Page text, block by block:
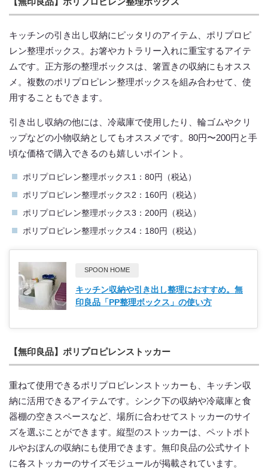
キッチンの引き出し収納にピッタリのアイテム、ポリプロピ
レン整理ボックス。お箸やカトラリー入れに重宝するアイテ
ムです。正方形の整理ボックスは、箸置きの収納にもオスス
メ。複数のポリプロピレン整理ボックスを組み合わせて、使
用することもできます。
引き出し収納の他には、冷蔵庫で使用したり、輪ゴムやクリ
ップなどの小物収納としてもオススメです。80円〜200円と手
頃な価格で購入できるのも嬉しいポイント。
ポリプロピレン整理ボックス1：80円（税込）
ポリプロピレン整理ボックス2：160円（税込）
ポリプロピレン整理ボックス3：200円（税込）
ポリプロピレン整理ボックス4：180円（税込）
SPOON HOME
キッチン収納や引き出し整理におすすめ。無
印良品「PP整理ボックス」の使い方
【無印良品】ポリプロピレンストッカー
重ねて使用できるポリプロピレンストッカーも、キッチン収
納に活用できるアイテムです。シンク下の収納や冷蔵庫と食
器棚の空きスペースなど、場所に合わせてストッカーのサイ
ズを選ぶことができます。縦型のストッカーは、ペットボト
ルやおぼんの収納にも使用できます。無印良品の公式サイト
に各ストッカーのサイズモジュールが掲載されています。